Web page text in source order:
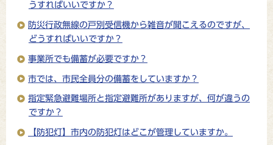
うすればいいですか？
防災行政無線の戸別受信機から雑音が聞こえるのですが、
どうすればいいですか？
事業所でも備蓄が必要ですか？
市では、市民全員分の備蓄をしていますか？
指定緊急避難場所と指定避難所がありますが、何が違うの
ですか？
【防犯灯】市内の防犯灯はどこが管理していますか。